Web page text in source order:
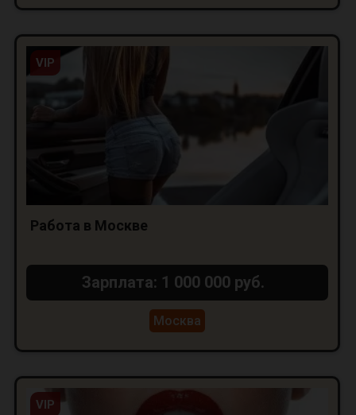
VIP
Работа в Москве
Зарплата: 1 000 000 руб.
Москва
VIP